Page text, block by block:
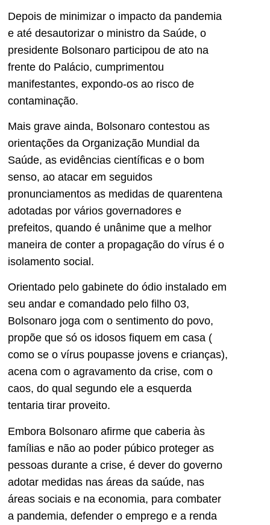
Depois de minimizar o impacto da pandemia
e até desautorizar o ministro da Saúde, o
presidente Bolsonaro participou de ato na
frente do Palácio, cumprimentou
manifestantes, expondo-os ao risco de
contaminação.
Mais grave ainda, Bolsonaro contestou as
orientações da Organização Mundial da
Saúde, as evidências científicas e o bom
senso, ao atacar em seguidos
pronunciamentos as medidas de quarentena
adotadas por vários governadores e
prefeitos, quando é unânime que a melhor
maneira de conter a propagação do vírus é o
isolamento social.
Orientado pelo gabinete do ódio instalado em
seu andar e comandado pelo filho 03,
Bolsonaro joga com o sentimento do povo,
propõe que só os idosos fiquem em casa (
como se o vírus poupasse jovens e crianças),
acena com o agravamento da crise, com o
caos, do qual segundo ele a esquerda
tentaria tirar proveito.
Embora Bolsonaro afirme que caberia às
famílias e não ao poder púbico proteger as
pessoas durante a crise, é dever do governo
adotar medidas nas áreas da saúde, nas
áreas sociais e na economia, para combater
a pandemia, defender o emprego e a renda